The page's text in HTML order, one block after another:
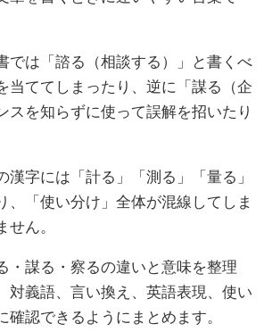
では「諮る（相談する）」と書くべ
当ててしまったり、逆に「謀る（企
スを知らずに使って誤解を招いたり
漢字には「計る」「測る」「量る」
、「使い分け」全体が混線してしま
せん。
・謀る・察るの違いと意味を整理
対義語、言い換え、英語表現、使い
確認できるようにまとめます。